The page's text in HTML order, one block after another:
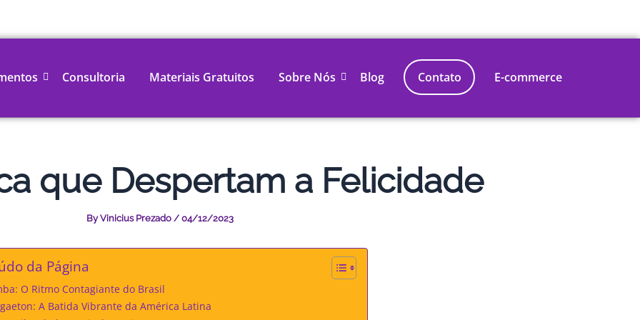
Consultoria Materiais Gratuitos Sobre Nós Blog Contato E-commerce
que Despertam a Felicidade
ByVinicius Prezado / 04/12/2023
da Página
O Ritmo Contagiante do Brasil
A Batida Vibrante da América Latina